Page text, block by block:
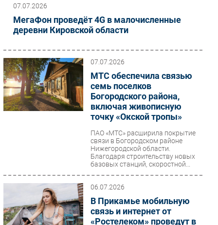
07.07.2026
МегаФон проведёт 4G в малочисленные
деревни Кировской области
07.07.2026
МТС обеспечила связью
семь поселков
Богородского района,
включая живописную
точку «Окской тропы»
ПАО «МТС» расширила покрытие
связи в Богородском районе
Нижегородской области.
Благодаря строительству новых
базовых станций, скоростной...
06.07.2026
В Прикамье мобильную
связь и интернет от
«Ростелеком» проведут в